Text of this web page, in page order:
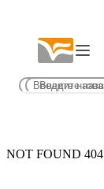
NOT FOUND 404